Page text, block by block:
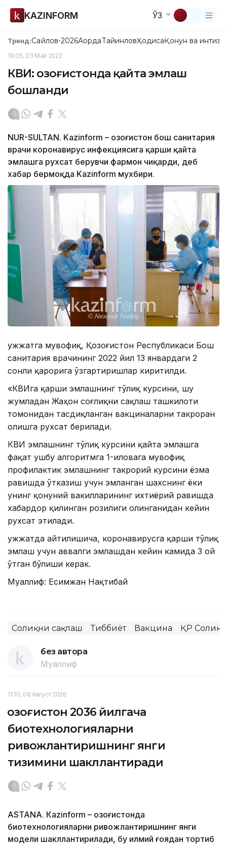
KAZINFORM ЎЗ
Тренд:Сайлов-2026АқордаТайинловҲодисаҚонун ва
18:05, 03 Май 2022
КВИ: Қозоғистонда қайта эмлаш
бошланди
NUR-SULTAN. Kazinform – Қозоғистон бош санитария
врачи коронавирус инфекциясига қарши қайта
эмлашга рухсат берувчи фармон чиқарди, деб
хабар бермоқда Kazinform мухбири.
Ҳужжатга мувофиқ, Қозоғистон Республикаси Бош
санитария врачининг 2022 йил 13 январдаги 2
сонли қарорига ўзгартиришлар киритилди.
«КВИга қарши эмлашнинг тўлиқ курсини, шу
жумладан Жаҳон соғлиқни сақлаш ташкилоти
томонидан тасдиқланган вакциналарни такроран
олишга рухсат берилади.
КВИ эмлашнинг тўлиқ курсини қайта эмлашга
фақат ушбу алгоритмга 1-иловага мувофиқ
профилактик эмлашнинг такрорий курсини ёзма
равишда ўтказиш учун эмланган шахснинг ёки
унинг қонуний вакилларининг ихтиёрий равишда
хабардор қилинган розилиги олинганидан кейин
рухсат этилади.
Ҳужжатда айтилишича, коронавирусга қарши тўлиқ
эмлаш учун аввалги эмлашдан кейин камида 3 ой
ўтган бўлиши керак.
Муаллиф: Есимжан Нақтибай
Соғлиқни сақлаш Тиббиёт Вакцина ҚР
без автора
Муаллиф
11:10, 08 Август 2026
Қозоғистон 2036 йилгача
биотехнологияларни
ривожлантиришнинг янги
тизимини шакллантиради
ASTANА. Кazinform – Қозоғистонда
биотехнологияларни ривожлантиришнинг янги
модели шакллантирилади, бу илмий ғоядан тортиб